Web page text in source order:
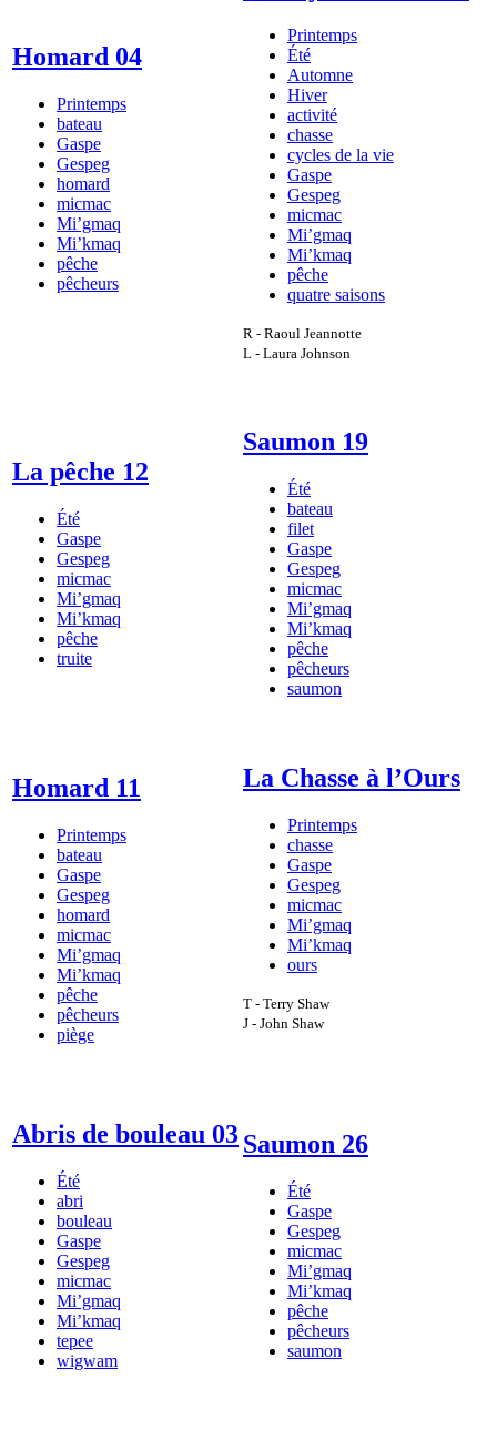
Homard 04
Printemps
bateau
Gaspe
Gespeg
homard
micmac
Mi’gmaq
Mi’kmaq
pêche
pêcheurs
Printemps
Été
Automne
Hiver
activité
chasse
cycles de la vie
Gaspe
Gespeg
micmac
Mi’gmaq
Mi’kmaq
pêche
quatre saisons
R - Raoul Jeannotte
L - Laura Johnson
La pêche 12
Été
Gaspe
Gespeg
micmac
Mi’gmaq
Mi’kmaq
pêche
truite
Saumon 19
Été
bateau
filet
Gaspe
Gespeg
micmac
Mi’gmaq
Mi’kmaq
pêche
pêcheurs
saumon
Homard 11
Printemps
bateau
Gaspe
Gespeg
homard
micmac
Mi’gmaq
Mi’kmaq
pêche
pêcheurs
piège
La Chasse à l’Ours
Printemps
chasse
Gaspe
Gespeg
micmac
Mi’gmaq
Mi’kmaq
ours
T - Terry Shaw
J - John Shaw
Abris de bouleau 03
Été
abri
bouleau
Gaspe
Gespeg
micmac
Mi’gmaq
Mi’kmaq
tepee
wigwam
Saumon 26
Été
Gaspe
Gespeg
micmac
Mi’gmaq
Mi’kmaq
pêche
pêcheurs
saumon